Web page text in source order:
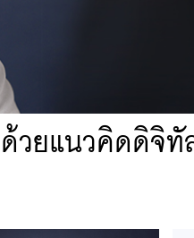
ด้วยแนวคิดดิจิทั